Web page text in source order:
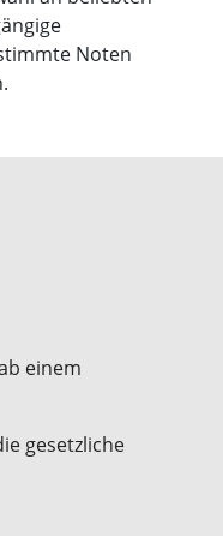
Noten
einem
gesetzliche